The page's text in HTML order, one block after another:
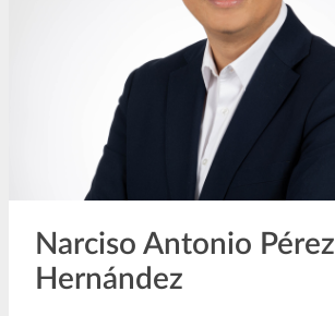
Narciso Antonio Pérez
Hernández